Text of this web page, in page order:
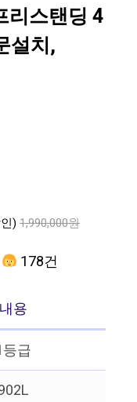
리스탠딩 4
설치,
) 1,990,000원
178건
내용
급